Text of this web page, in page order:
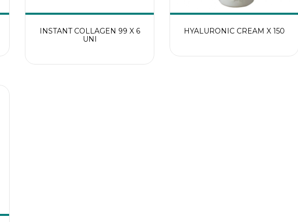
INSTANT COLLAGEN 99 X 6
UNI
HYALURONIC CREAM X 150